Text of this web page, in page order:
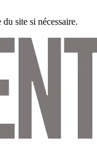
site si nécessaire.